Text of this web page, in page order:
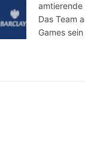
Das Team
Games